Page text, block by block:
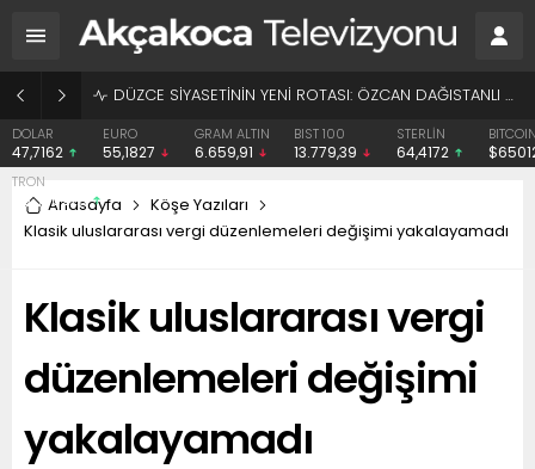
BAŞHEKİME “SONAY” DEMEK SUÇ DUYURUSU OLDU
EURO
55,1827
GRAM ALTIN
6.659,91
BIST 100
13.779,39
STERLİN
64,4172
BITCOIN
$65012
Anasayfa
Köşe Yazıları
Klasik uluslararası vergi düzenlemeleri değişimi yakalayamadı
Klasik uluslararası vergi
düzenlemeleri değişimi
yakalayamadı